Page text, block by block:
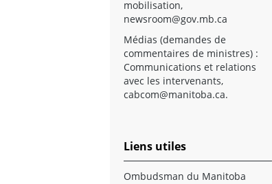
mobilisation,
newsroom@gov.mb.ca
Médias (demandes de
commentaires de ministres) :
Communications et relations
avec les intervenants,
cabcom@manitoba.ca.
Liens utiles
Ombudsman du Manitoba